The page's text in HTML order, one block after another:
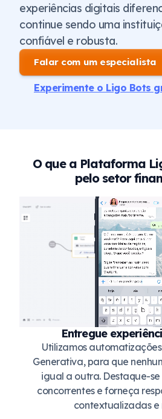
experiências digitais
continue sendo uma
confiável e robusta.
Falar com um especialista
Experimente o Ligo Bots
O que a Plataforma
pelo setor
Entregue
Utilizamos
Generativa, para que
igual a outra. Destaque-
concorrentes e forneça
contextualizadas e